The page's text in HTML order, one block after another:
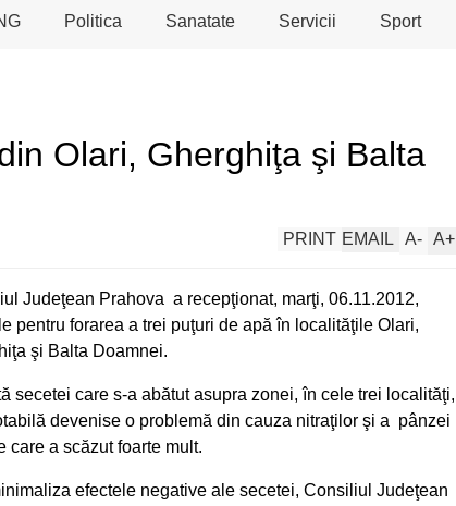
Politica Sanatate Servicii Sport
Olari, Gherghiţa şi Balta
A+
A-
EMAIL
PRINT
Judeţean Prahova a recepţionat, marţi, 06.11.2012,
pentru forarea a trei puţuri de apă în localităţile Olari,
şi Balta Doamnei.
secetei care s-a abătut asupra zonei, în cele trei localităţi,
devenise o problemă din cauza nitraţilor şi a pânzei
care a scăzut foarte mult.
efectele negative ale secetei, Consiliul Judeţean